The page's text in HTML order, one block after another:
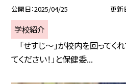
公開日 2025/04/25 更新
学校紹介
「せすじ～」が校内を回ってく
てください！」と保健委...